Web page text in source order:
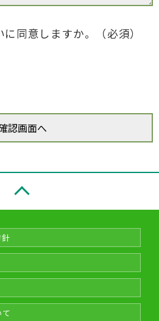
同意しますか。（必須）